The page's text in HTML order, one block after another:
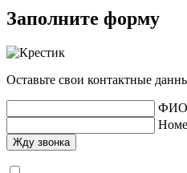
Заполните форму
Оставьте свои контактные
ФИО